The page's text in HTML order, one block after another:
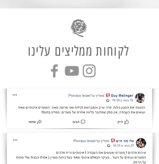
לקוחות ממליצים עלינו